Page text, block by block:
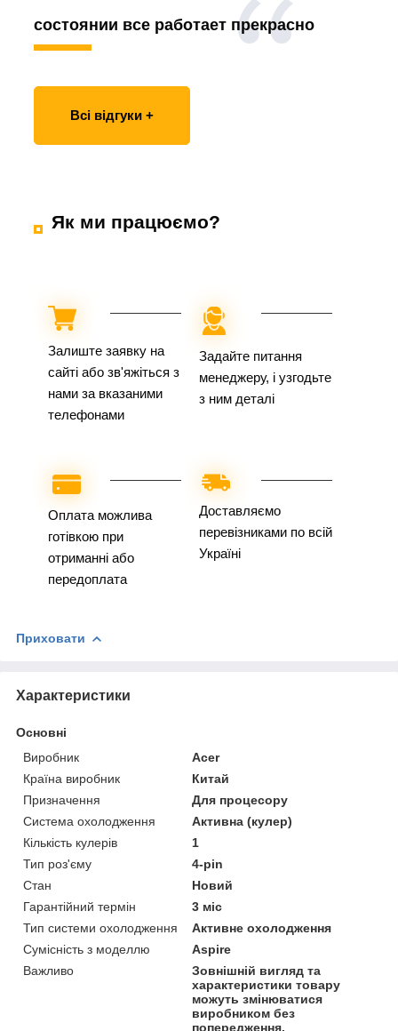
состоянии все работает прекрасно
Всі відгуки +
Як ми працюємо?
Залиште заявку на
сайті або зв'яжіться з
нами за вказаними
телефонами
Задайте питання
менеджеру, і узгодьте
з ним деталі
Оплата можлива
готівкою при
отриманні або
передоплата
Доставляємо
перевізниками по всій
Україні
Приховати
Характеристики
Основні
Виробник
Acer
Країна виробник
Китай
Призначення
Для процесору
Система охолодження
Активна (кулер)
Кількість кулерів
1
Тип роз'єму
4-pin
Стан
Новий
Гарантійний термін
3 міс
Тип системи охолодження
Активне охолодження
Сумісність з моделлю
Aspire
Важливо
Зовнішній вигляд та
характеристики товару
можуть змінюватися
виробником без
попередження.